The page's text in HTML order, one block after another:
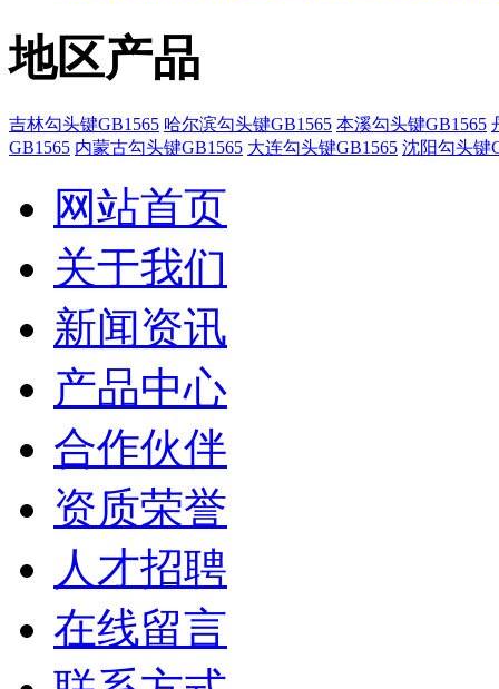
地区产品
吉林勾头键GB1565 哈尔滨勾头键GB1565 本溪勾头键GB1565
GB1565 内蒙古勾头键GB1565 大连勾头键GB1565 沈阳勾头键
网站首页
关于我们
新闻资讯
产品中心
合作伙伴
资质荣誉
人才招聘
在线留言